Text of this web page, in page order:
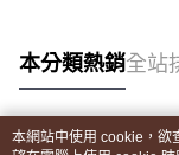
本分類熱銷全站
本網站中使用 cookie，欲